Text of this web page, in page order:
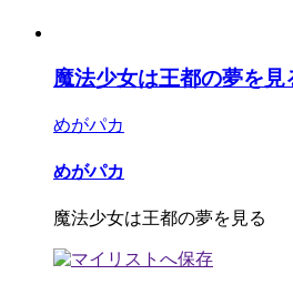
魔法少女は王都の夢を見
めがパカ
めがパカ
魔法少女は王都の夢を見る